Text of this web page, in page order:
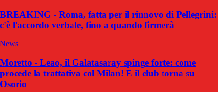
BREAKING - Roma, fatta per il rinnovo di Pellegrini:
c'è l'accordo verbale, fino a quando firmerà
News
Moretto - Leao, il Galatasaray spinge forte: come
procede la trattativa col Milan! E il club torna su
Osorio